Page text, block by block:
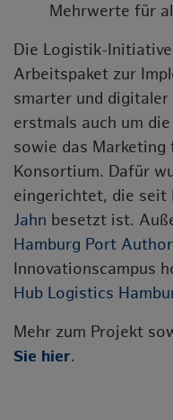
Mehrwerte für
Die Logistik-
Arbeitspaket zur
smarter und digitaler
erstmals auch um
sowie das Marketing
Konsortium. Dafür
eingerichtet, die
Jahn besetzt ist.
Hamburg Port
Innovationscampus
Hub Logistics
Mehr zum Projekt
Sie hier.